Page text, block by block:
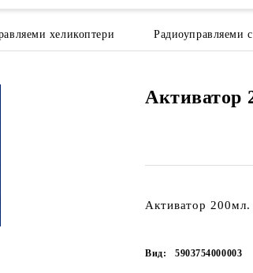
хеликоптери Радиоуправляеми
Активатор
Активатор 200мл.
Вид: 5903754000003